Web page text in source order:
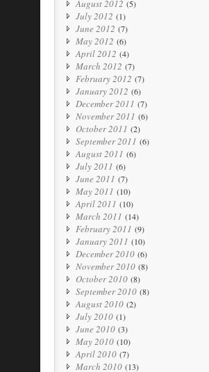
August 2012 (5)
July 2012 (1)
June 2012 (7)
May 2012 (6)
April 2012 (4)
March 2012 (7)
February 2012 (7)
January 2012 (6)
December 2011 (7)
November 2011 (6)
October 2011 (2)
September 2011 (6)
August 2011 (6)
July 2011 (6)
June 2011 (7)
May 2011 (10)
April 2011 (10)
March 2011 (14)
February 2011 (9)
January 2011 (10)
December 2010 (6)
November 2010 (8)
October 2010 (8)
September 2010 (8)
August 2010 (2)
July 2010 (1)
June 2010 (3)
May 2010 (10)
April 2010 (7)
March 2010 (13)